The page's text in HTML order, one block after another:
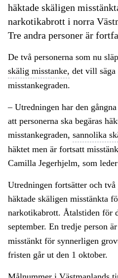
häktade skäligen
narkotikabrott i norra
Tre andra personer är
De två personerna som nu
skälig misstanke, det vill säga
misstankegraden.
– Utredningen har den
att personerna ska begäras
misstankegraden, sannolika
häktet men är fortsatt
Camilla Jegerhjelm, som
Utredningen fortsätter och
häktade skäligen misstänkta
narkotikabrott. Åtalstiden för
september. En tredje person
misstänkt för synnerligen
fristen går ut den 1 oktober.